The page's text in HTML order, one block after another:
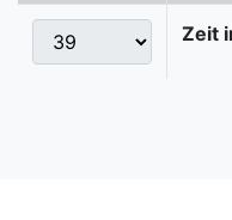
Zeit